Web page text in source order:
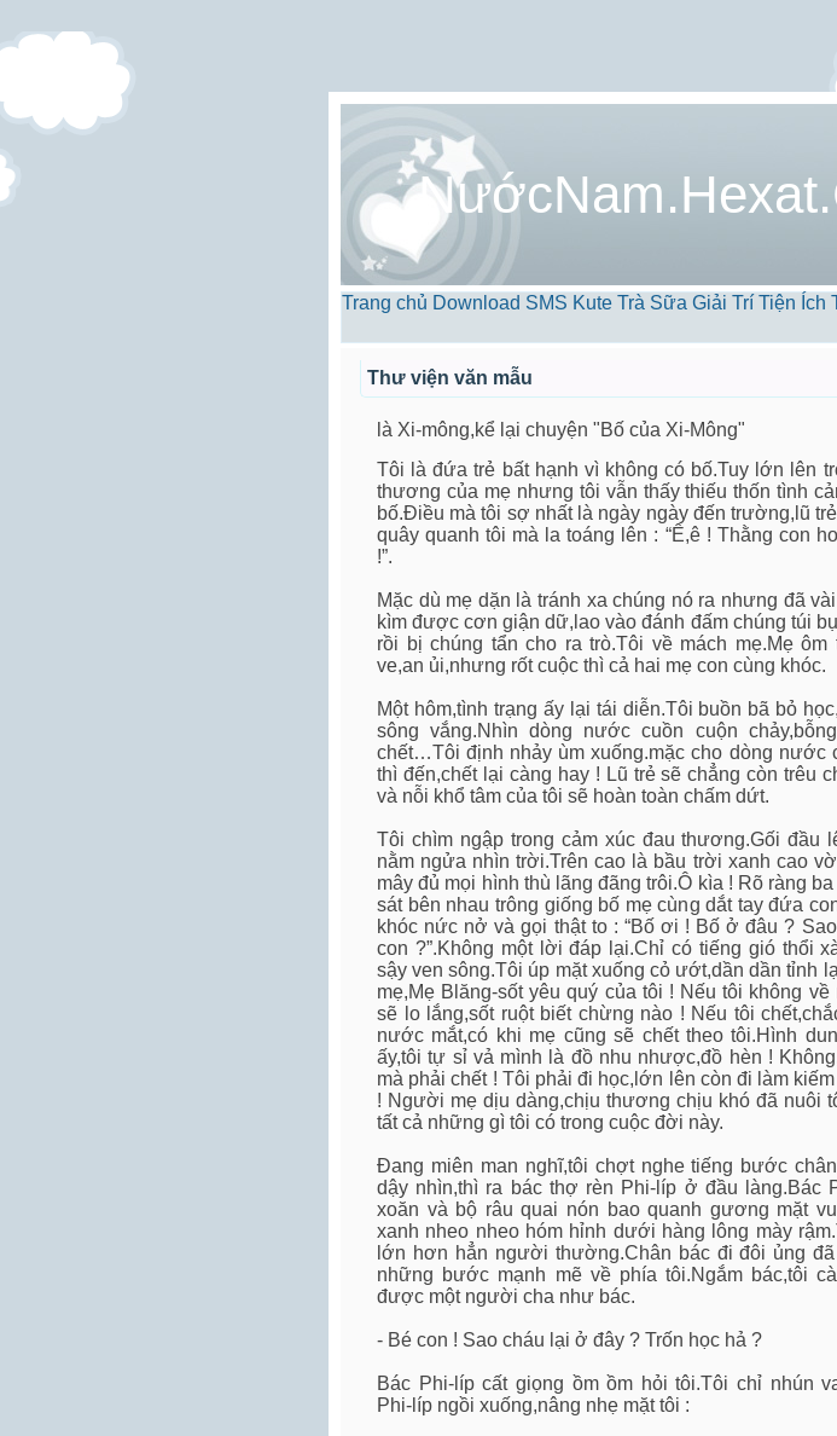
Trang chủ Download SMS Kute Trà Sữa Giải Trí Tiện Ích
Thư viện văn mẫu
là Xi-mông,kể lại chuyện "Bố của Xi-Mông"
Tôi là đứa trẻ bất hạnh vì không có bố.Tuy lớn lên
thương của mẹ nhưng tôi vẫn thấy thiếu thốn tình
bố.Điều mà tôi sợ nhất là ngày ngày đến trường,lũ
quây quanh tôi mà la toáng lên : “Ê,ê ! Thằng con
!”.
Mặc dù mẹ dặn là tránh xa chúng nó ra nhưng đã
kìm được cơn giận dữ,lao vào đánh đấm chúng túi
rồi bị chúng tẩn cho ra trò.Tôi về mách mẹ.Mẹ ôm
ve,an ủi,nhưng rốt cuộc thì cả hai mẹ con cùng khóc.
Một hôm,tình trạng ấy lại tái diễn.Tôi buồn bã bỏ
sông vắng.Nhìn dòng nước cuồn cuộn
chết…Tôi định nhảy ùm xuống.mặc cho dòng nước
thì đến,chết lại càng hay ! Lũ trẻ sẽ chẳng còn trêu
và nỗi khổ tâm của tôi sẽ hoàn toàn chấm dứt.
Tôi chìm ngập trong cảm xúc đau thương.Gối đầu
nằm ngửa nhìn trời.Trên cao là bầu trời xanh cao
mây đủ mọi hình thù lãng đãng trôi.Ô kìa ! Rõ ràng
sát bên nhau trông giống bố mẹ cùng dắt tay đứa
khóc nức nở và gọi thật to : “Bố ơi ! Bố ở đâu ?
con ?”.Không một lời đáp lại.Chỉ có tiếng gió thổi
sậy ven sông.Tôi úp mặt xuống cỏ ướt,dần dần tỉnh
mẹ,Mẹ Blăng-sốt yêu quý của tôi ! Nếu tôi không
sẽ lo lắng,sốt ruột biết chừng nào ! Nếu tôi
nước mắt,có khi mẹ cũng sẽ chết theo tôi.Hình
ấy,tôi tự sỉ vả mình là đồ nhu nhược,đồ hèn !
mà phải chết ! Tôi phải đi học,lớn lên còn đi làm
! Người mẹ dịu dàng,chịu thương chịu khó đã nuôi
tất cả những gì tôi có trong cuộc đời này.
Đang miên man nghĩ,tôi chợt nghe tiếng bước
dậy nhìn,thì ra bác thợ rèn Phi-líp ở đầu làng.Bác
xoăn và bộ râu quai nón bao quanh gương mặt
xanh nheo nheo hóm hỉnh dưới hàng lông mày
lớn hơn hẳn người thường.Chân bác đi đôi ủng
những bước mạnh mẽ về phía tôi.Ngắm bác,tôi
được một người cha như bác.
- Bé con ! Sao cháu lại ở đây ? Trốn học hả ?
Bác Phi-líp cất giọng ồm ồm hỏi tôi.Tôi chỉ nhún
Phi-líp ngồi xuống,nâng nhẹ mặt tôi :